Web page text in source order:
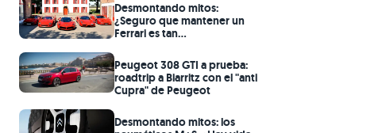
Desmontando mitos:
¿Seguro que mantener un
Ferrari es tan
como dicen?
Peugeot 308 GTI a prueba:
roadtrip a Biarritz con el "anti
Cupra" de Peugeot
Desmontando mitos: los